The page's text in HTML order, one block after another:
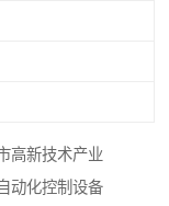
高新技术产业
动化控制设备